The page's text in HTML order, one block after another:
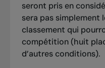
seront pris en
sera pas simplement
classement qui
compétition (huit
d’autres conditions).